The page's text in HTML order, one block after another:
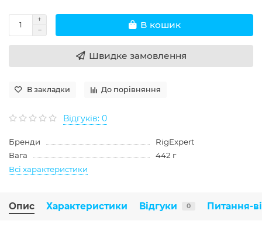
В кошик
Швидке замовлення
В закладки До порівняння
Відгуків: 0
Бренди
RigExpert
Вага
442 г
Всі характеристики
Опис Характеристики Відгуки 0 Питання-